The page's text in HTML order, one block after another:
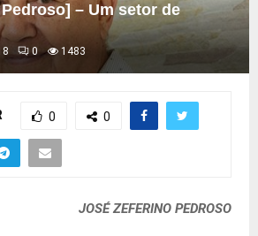
– Um setor de
0 1483
0 0
JOSÉ ZEFERINO PEDROSO